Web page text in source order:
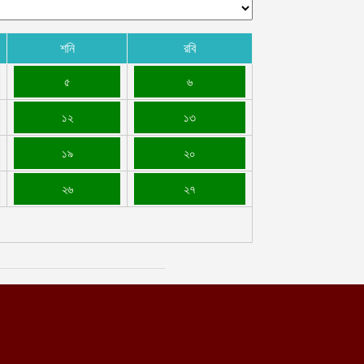
পশ্চিম তীরের কালান্দিয়ায় সন্ত্রাসী ইসরায়েলি হামলায় আহত ৫১
শনি রবি
৫ ৬
১২ ১৩
১৯ ২০
২৬ ২৭